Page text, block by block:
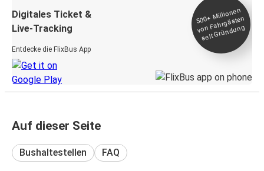
Digitales Ticket &
Live-Tracking
Entdecke die FlixBus App
500+
Millionen
von Fahrgästen
seit
Gründung
Auf dieser Seite
Bushaltestellen FAQ